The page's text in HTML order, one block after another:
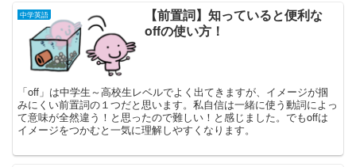
中学英語
【前置詞】知っていると便利な
offの使い方！
「off」は中学生～高校生レベルでよく出てきますが、イメージが掴
みにくい前置詞の１つだと思います。私自信は一緒に使う動詞によっ
て意味が全然違う！と思ったので難しい！と感じました。でもoffは
イメージをつかむと一気に理解しやすくなります。